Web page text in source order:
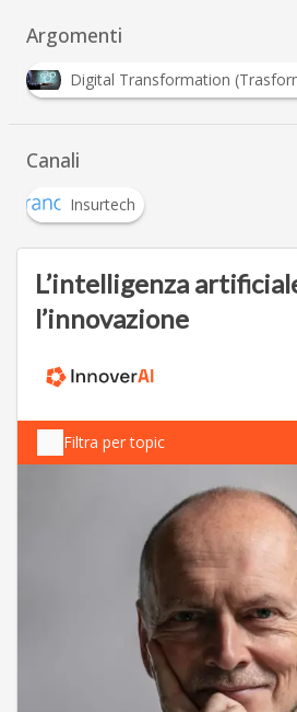
Argomenti
Fintech I Insurtech
Canali
Insurtech
L’intelligenza
l’innovazione
Filtra per topic